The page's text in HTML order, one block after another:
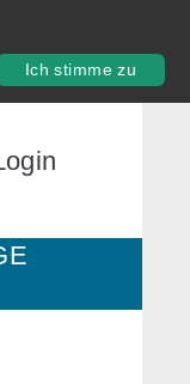
Ich stimme zu